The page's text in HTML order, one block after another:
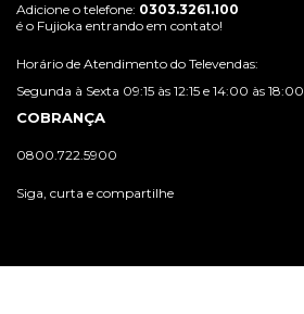
Adicione o telefone: 0303.3261.100
é o Fujioka entrando em contato!
Horário de Atendimento do Televendas:
Segunda à Sexta 09:15 às 12:15 e 14:00 às 18:00
COBRANÇA
0800.722.5900
Siga, curta e compartilhe